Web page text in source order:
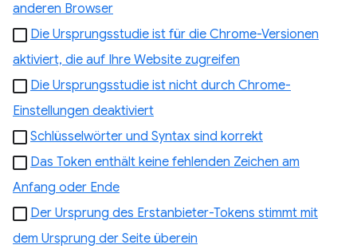
anderen Browser
Die Ursprungsstudie ist für die Chrome-Versionen
aktiviert, die auf Ihre Website zugreifen
Die Ursprungsstudie ist nicht durch Chrome-
Einstellungen deaktiviert
Schlüsselwörter und Syntax sind korrekt
Das Token enthält keine fehlenden Zeichen am
Anfang oder Ende
Der Ursprung des Erstanbieter-Tokens stimmt mit
dem Ursprung der Seite überein